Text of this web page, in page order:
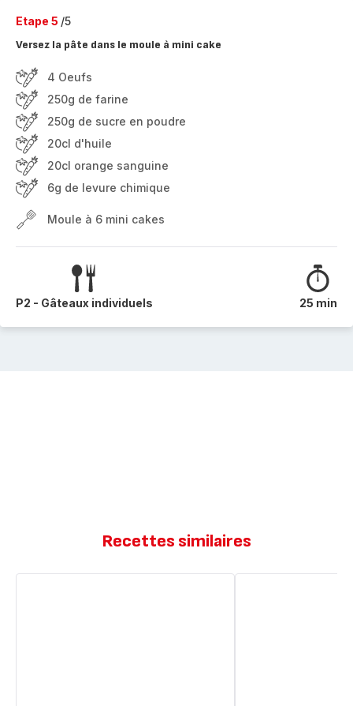
Etape 5 /5
Versez la pâte dans le moule à mini cake
4 Oeufs
250g de farine
250g de sucre en poudre
20cl d'huile
20cl orange sanguine
6g de levure chimique
Moule à 6 mini cakes
P2 - Gâteaux individuels 25 min
Recettes similaires